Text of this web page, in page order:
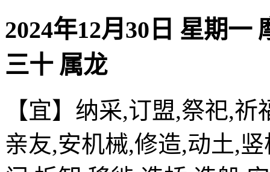
2024年12月30日 星期一
三十 属龙
【宜】纳采,订盟,祭祀,
亲友,安机械,修造,动土,